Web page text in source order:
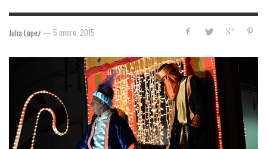
Julia López — 5 enero, 2015